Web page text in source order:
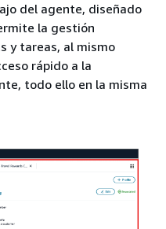
del agente, diseñado
la gestión
y tareas, al mismo
rápido a la
todo ello en la misma